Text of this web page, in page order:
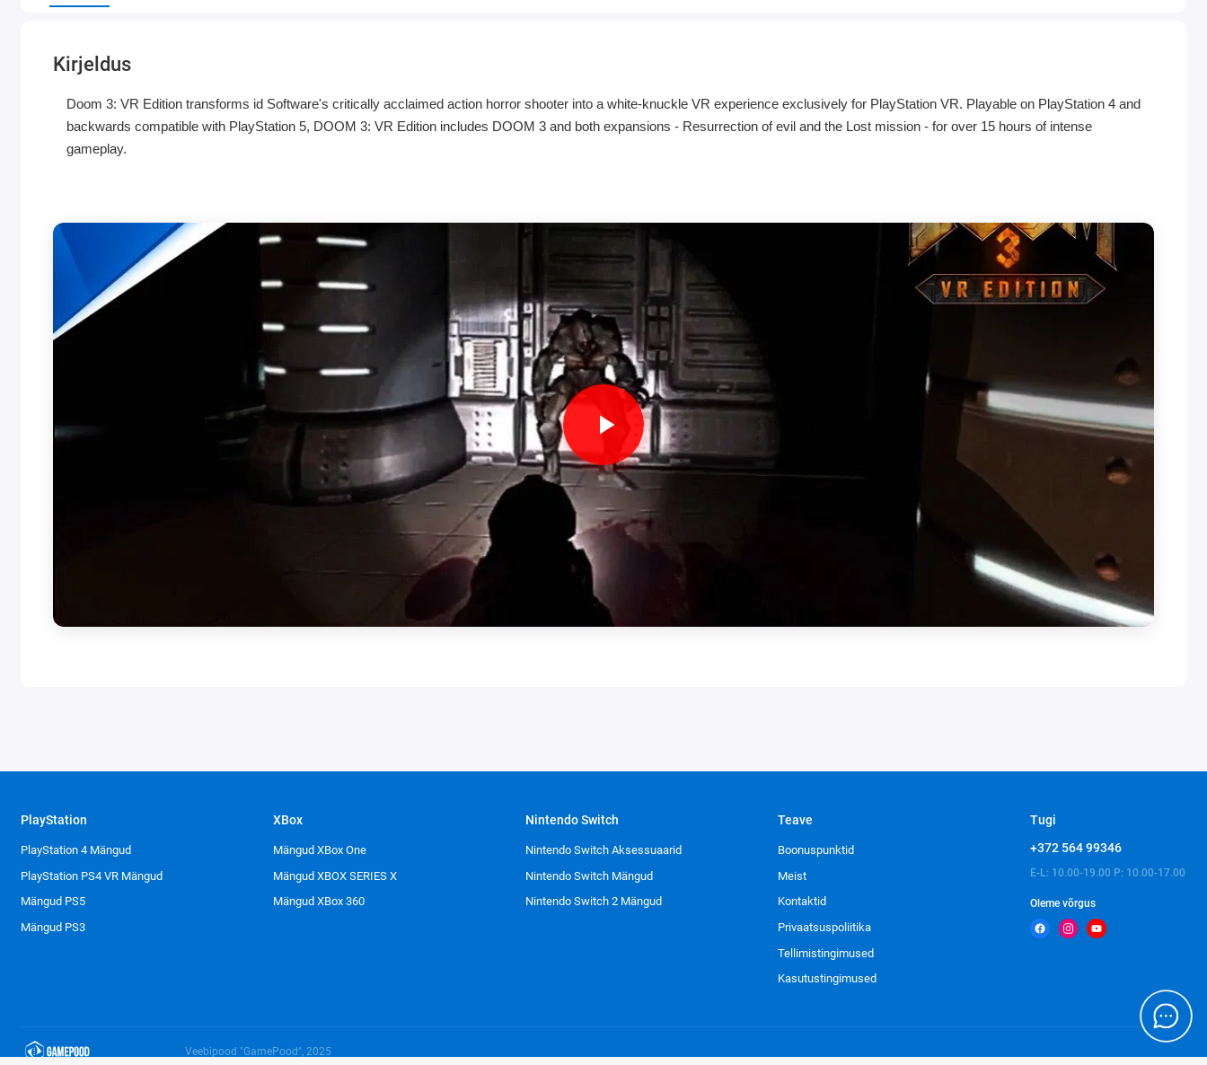
Kirjeldus
Doom 3: VR Edition transforms id Software's critically acclaimed action horror shooter into a white-knuckle VR experience exclusively for PlayStation VR. Playable on PlayStation 4 and
backwards compatible with PlayStation 5, DOOM 3: VR Edition includes DOOM 3 and both expansions - Resurrection of evil and the Lost mission - for over 15 hours of intense
gameplay.
PlayStation
PlayStation 4 Mängud
PlayStation PS4 VR Mängud
Mängud PS5
Mängud PS3
XBox
Mängud XBox One
Mängud XBOX SERIES X
Mängud XBox 360
Nintendo Switch
Nintendo Switch Aksessuaarid
Nintendo Switch Mängud
Nintendo Switch 2 Mängud
Teave
Boonuspunktid
Meist
Kontaktid
Privaatsuspoliitika
Tellimistingimused
Kasutustingimused
Tugi
+372 564 99346
E-L: 10.00-19.00 P: 10.00-17.00
Oleme võrgus
Veebipood "GamePood", 2025